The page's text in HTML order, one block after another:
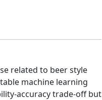
related to beer style
machine learning
accuracy trade-off but